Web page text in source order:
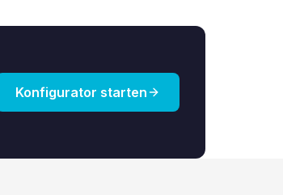
Konfigurator starten